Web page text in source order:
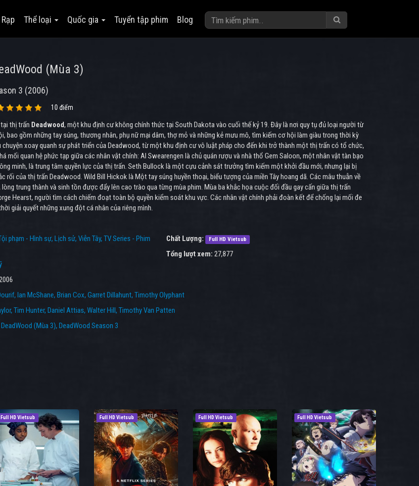
Thể loại Quốc gia Tuyển tập phim Blog
(Mùa 3)
3 (2006)
10 điểm
thị trấn Deadwood, một khu định cư không chính thức tại South Dakota vào cuối thế kỷ 19. Đây là nơi quy tụ đủ loại người từ
bao gồm những tay súng, thương nhân, phụ nữ mại dâm, thợ mỏ và những kẻ mưu mô, tìm kiếm cơ hội làm giàu trong thời kỳ
chuyện xoay quanh sự phát triển của Deadwood, từ một khu định cư vô luật pháp cho đến khi trở thành một thị trấn có tổ chức,
mối quan hệ phức tạp giữa các nhân vật chính: Al Swearengen là chủ quán rượu và nhà thổ Gem Saloon, một nhân vật tàn bạo
minh, là trung tâm quyền lực của thị trấn. Seth Bullock là một cựu cảnh sát trưởng tìm kiếm một khởi đầu mới, nhưng lại bị
rối của thị trấn Deadwood. Wild Bill Hickok là Một tay súng huyền thoại, biểu tượng của miền Tây hoang dã. Các mâu thuẫn về
lòng trung thành và sinh tồn được đẩy lên cao trào qua từng mùa phim. Mùa ba khắc họa cuộc đối đầu gay cấn giữa thị trấn
Hearst, người tìm cách chiếm đoạt toàn bộ quyền kiểm soát khu vực. Các nhân vật chính phải đoàn kết để chống lại mối đe
giải quyết những xung đột cá nhân của riêng mình.
phạm - Hình sự Lịch sử Viễn Tây TV Series - Phim
Chất Lượng: Full HD Vietsub
Tổng lượt xem: 27,877
Ian McShane Brian Cox Garret Dillahunt Timothy Olyphant
Tim Hunter Daniel Attias Walter Hill Timothy Van Patten
DeadWood (Mùa 3), DeadWood Season 3
Full HD Vietsub Full HD Vietsub Full HD Vietsub Full HD Vietsub